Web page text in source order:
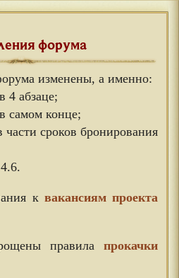
форума
изменены, а именно:
4 абзаце;
самом конце;
части сроков бронирования
к вакансиям проекта
правила прокачки